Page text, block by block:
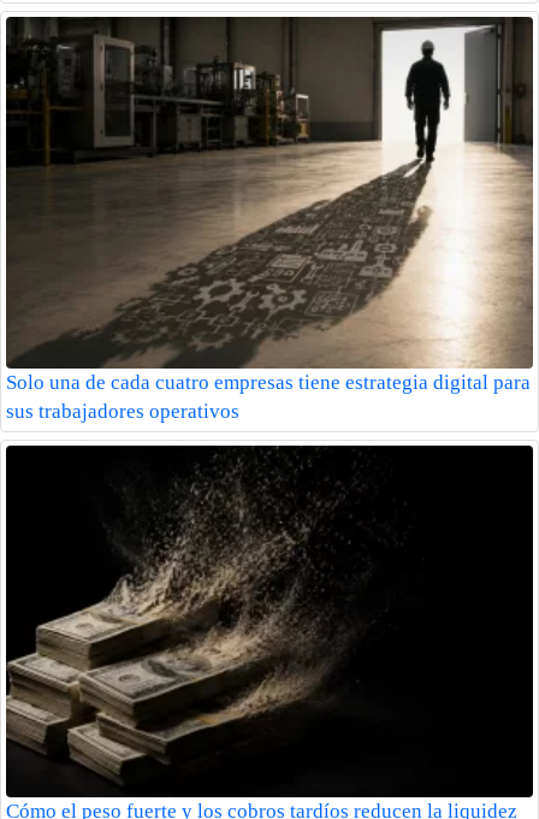
Solo una de cada cuatro empresas tiene estrategia digital para
sus trabajadores operativos
Cómo el peso fuerte y los cobros tardíos reducen la liquidez